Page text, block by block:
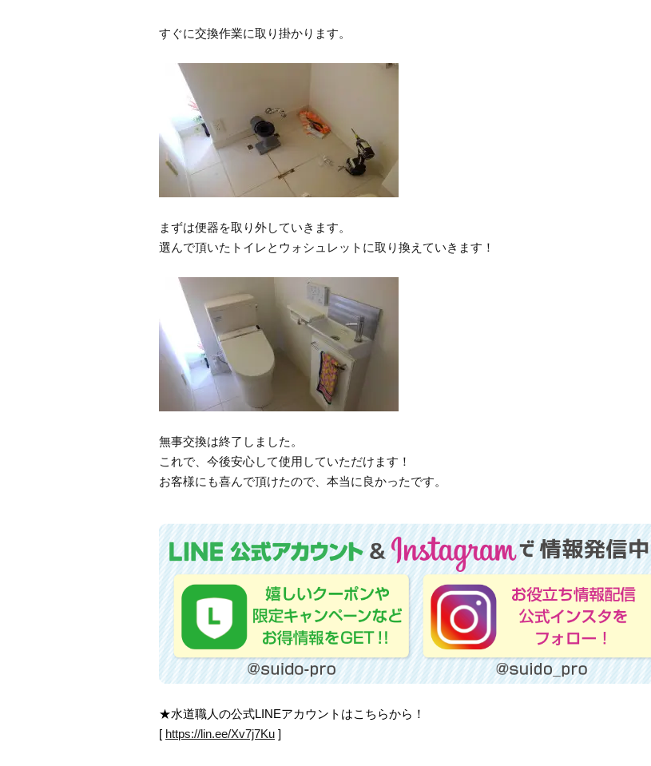
すぐに交換作業に取り掛かります。
まずは便器を取り外していきます。
選んで頂いたトイレとウォシュレットに取り換えていきます！
無事交換は終了しました。
これで、今後安心して使用していただけます！
お客様にも喜んで頂けたので、本当に良かったです。
★水道職人の公式LINEアカウントはこちらから！
[ https://lin.ee/Xv7j7Ku ]